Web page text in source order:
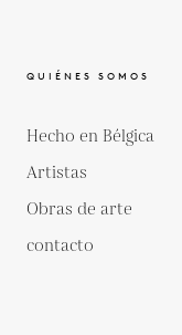
QUIÉNES SOMOS
Hecho en Bélgica
Artistas
Obras de arte
contacto